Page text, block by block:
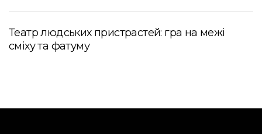
Театр людських пристрастей: гра на межі
сміху та фатуму